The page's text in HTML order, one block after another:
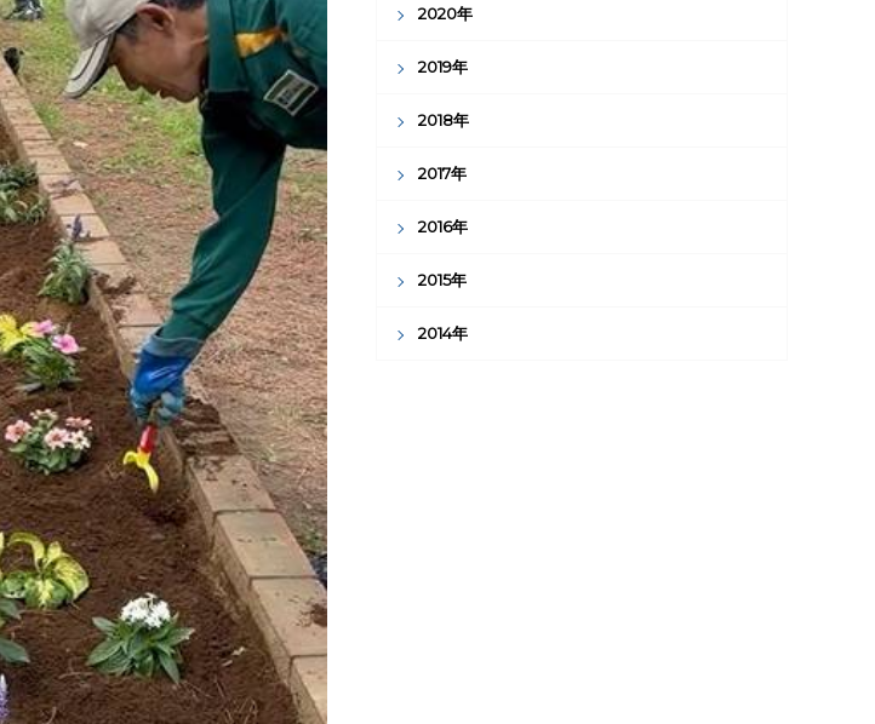
2020年
2019年
2018年
2017年
2016年
2015年
2014年